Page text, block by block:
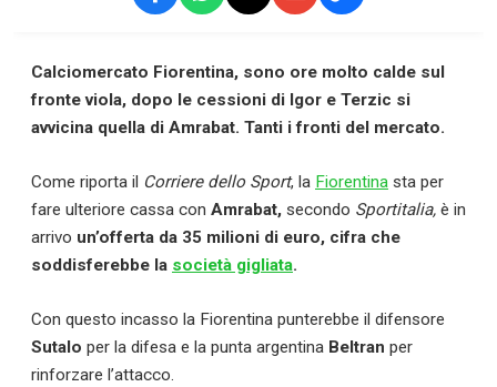
Calciomercato Fiorentina, sono ore molto calde sul
fronte viola, dopo le cessioni di Igor e Terzic si
avvicina quella di Amrabat. Tanti i fronti del mercato.
Come riporta il Corriere dello Sport, la Fiorentina sta per
fare ulteriore cassa con Amrabat, secondo Sportitalia, è in
arrivo un’offerta da 35 milioni di euro, cifra che
soddisferebbe la società gigliata.
Con questo incasso la Fiorentina punterebbe il difensore
Sutalo per la difesa e la punta argentina Beltran per
rinforzare l’attacco.